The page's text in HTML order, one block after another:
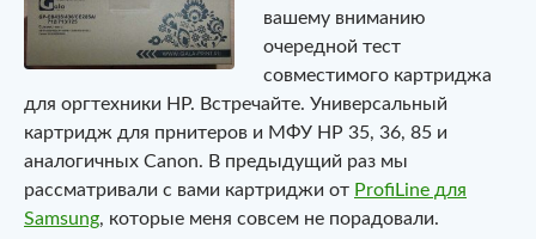
вашему вниманию
очередной тест
совместимого картриджа
для оргтехники HP. Встречайте. Универсальный
картридж для прнитеров и МФУ HP 35, 36, 85 и
аналогичных Canon. В предыдущий раз мы
рассматривали с вами картриджи от ProfiLine для
Samsung, которые меня совсем не порадовали.